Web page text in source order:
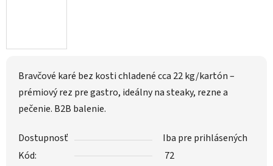
Bravčové karé bez kosti chladené cca 22 kg/kartón –
prémiový rez pre gastro, ideálny na steaky, rezne a
pečenie. B2B balenie.
Dostupnosť
Iba pre prihlásených
Kód:
72